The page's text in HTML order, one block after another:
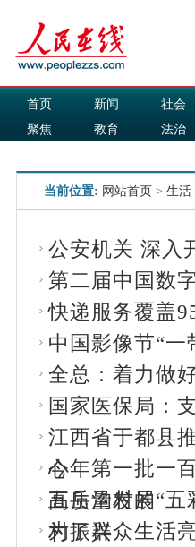
首页 新闻
社会
聚焦
教育
法治
当前位置: 网站首页 > 生活
公安机关 深入
第二届中国数
快递服务覆盖
中国影像节“
全总：着力做
国家医保局：
江西省于都县
心
今年第一批一
高质量发展
五岳沟村的“
村振兴
为了群众生活